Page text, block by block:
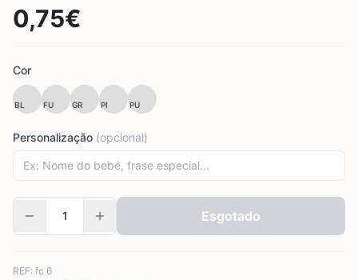
0,75€
Cor
BL FU GR PI PU
Personalização (opcional)
Esgotado
REF: fc 6